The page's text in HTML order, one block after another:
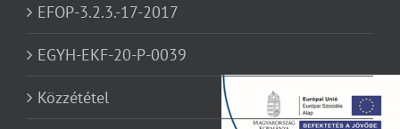
EFOP-3.2.3.-17-2017
EGYH-EKF-20-P-0039
Közzététel